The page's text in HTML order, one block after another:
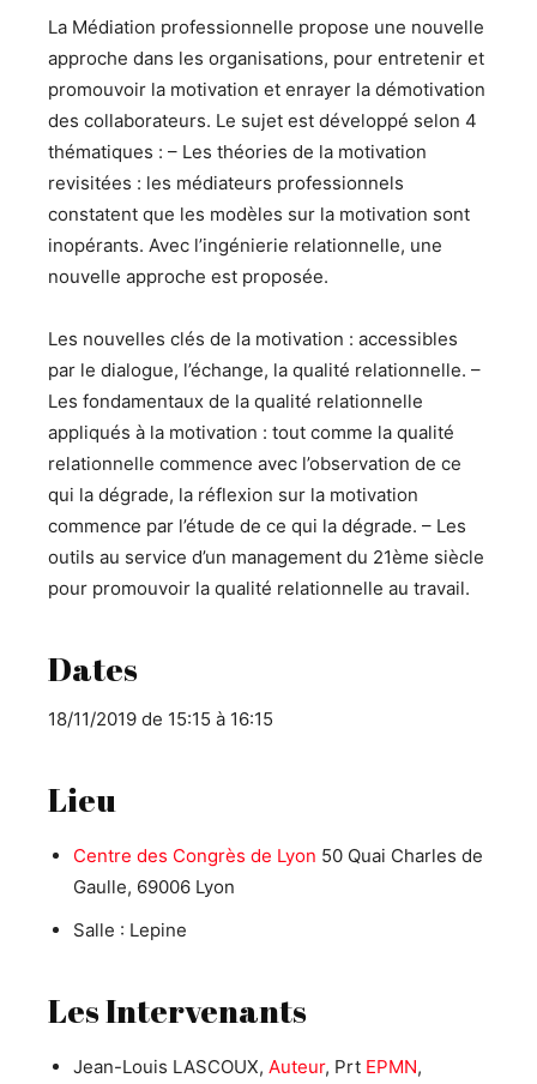
La Médiation professionnelle propose une nouvelle
approche dans les organisations, pour entretenir et
promouvoir la motivation et enrayer la démotivation
des collaborateurs. Le sujet est développé selon 4
thématiques : – Les théories de la motivation
revisitées : les médiateurs professionnels
constatent que les modèles sur la motivation sont
inopérants. Avec l’ingénierie relationnelle, une
nouvelle approche est proposée.
Les nouvelles clés de la motivation : accessibles
par le dialogue, l’échange, la qualité relationnelle. –
Les fondamentaux de la qualité relationnelle
appliqués à la motivation : tout comme la qualité
relationnelle commence avec l’observation de ce
qui la dégrade, la réflexion sur la motivation
commence par l’étude de ce qui la dégrade. – Les
outils au service d’un management du 21ème siècle
pour promouvoir la qualité relationnelle au travail.
Dates
18/11/2019 de 15:15 à 16:15
Lieu
Centre des Congrès de Lyon 50 Quai Charles de
Gaulle, 69006 Lyon
Salle : Lepine
Les Intervenants
Jean-Louis LASCOUX, Auteur, Prt EPMN,